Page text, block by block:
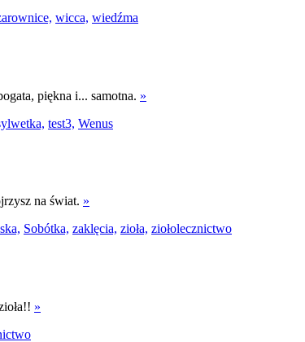
wicca, wiedźma
piękna i... samotna. »
test3, Wenus
na świat. »
Sobótka, zaklęcia, zioła, ziołolecznictwo
»